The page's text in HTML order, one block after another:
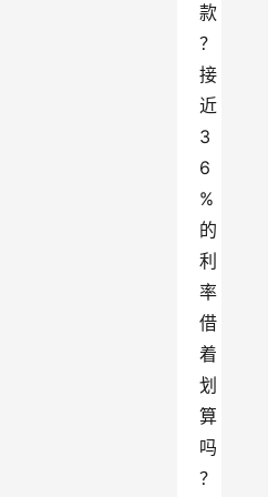
款
？
接
近
3
6
%
的
利
率
借
着
划
算
吗
？